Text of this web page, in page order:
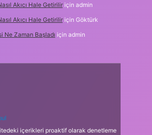
Akıcı Hale Getiriliriçin admin
Akıcı Hale Getiriliriçin Göktürk
Ne Zaman Başladı için admin
içerikleri proaktif olarak denetleme